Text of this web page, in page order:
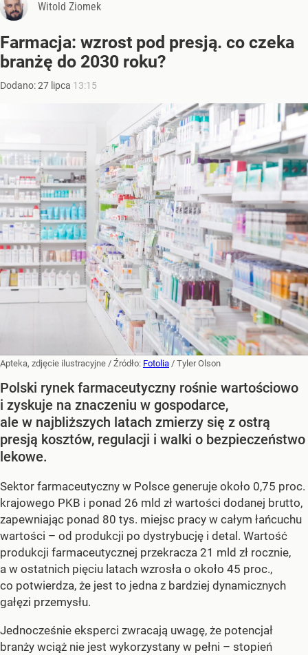
Witold Ziomek
Farmacja: wzrost pod presją. co czeka
branżę do 2030 roku?
Dodano:27 lipca 13:15
Apteka, zdjęcie ilustracyjne / Źródło: Fotolia / Tyler Olson
Polski rynek farmaceutyczny rośnie wartościowo
i zyskuje na znaczeniu w gospodarce,
ale w najbliższych latach zmierzy się z ostrą
presją kosztów, regulacji i walki o bezpieczeństwo
lekowe.
Sektor farmaceutyczny w Polsce generuje około 0,75 proc.
krajowego PKB i ponad 26 mld zł wartości dodanej brutto,
zapewniając ponad 80 tys. miejsc pracy w całym łańcuchu
wartości – od produkcji po dystrybucję i detal. Wartość
produkcji farmaceutycznej przekracza 21 mld zł rocznie,
a w ostatnich pięciu latach wzrosła o około 45 proc.,
co potwierdza, że jest to jedna z bardziej dynamicznych
gałęzi przemysłu.
Jednocześnie eksperci zwracają uwagę, że potencjał
branży wciąż nie jest wykorzystany w pełni – stopień